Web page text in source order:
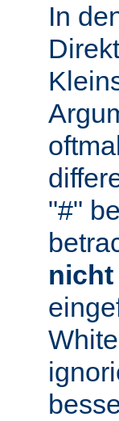
In
"#"
nicht